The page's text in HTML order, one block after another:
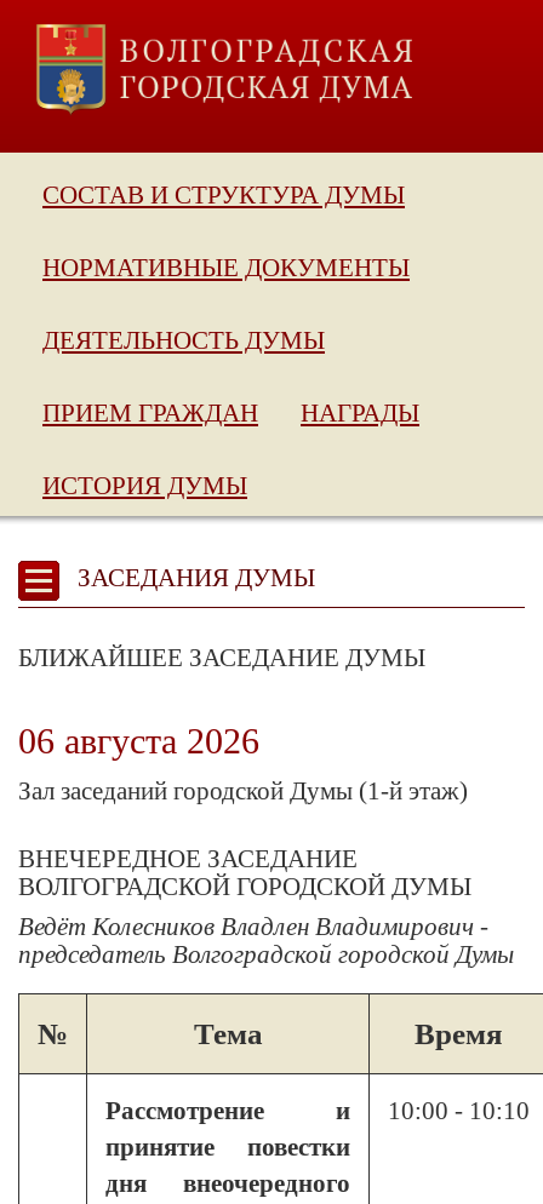
СОСТАВ И СТРУКТУРА ДУМЫ
НОРМАТИВНЫЕ ДОКУМЕНТЫ
ДЕЯТЕЛЬНОСТЬ ДУМЫ
ПРИЕМ ГРАЖДАН НАГРАДЫ
ИСТОРИЯ ДУМЫ
ЗАСЕДАНИЯ ДУМЫ
БЛИЖАЙШЕЕ ЗАСЕДАНИЕ ДУМЫ
06 августа 2026
Зал заседаний городской Думы (1-й этаж)
ВНЕЧЕРЕДНОЕ ЗАСЕДАНИЕ
ВОЛГОГРАДСКОЙ ГОРОДСКОЙ ДУМЫ
Ведёт Колесников Владлен Владимирович -
председатель Волгоградской городской Думы
№ Тема Время
Рассмотрение и
принятие повестки
дня внеочередного
10:00 - 10:10